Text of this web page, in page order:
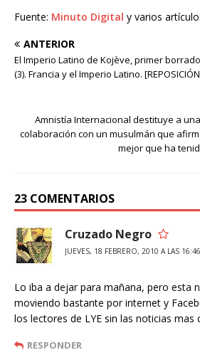
Fuente: Minuto Digital y varios
ANTERIOR
El Imperio Latino de Kojève, primer
(3). Francia y el Imperio Latino.
Amnistía Internacional destituye a
colaboración con un musulmán que
mejor que ha
23 COMENTARIOS
Cruzado Negro
JUEVES, 18 FEBRERO, 2010 A LAS 16:46
Lo iba a dejar para mañana, pero esta
moviendo bastante por internet y
los lectores de LYE sin las noticias mas
RESPONDER